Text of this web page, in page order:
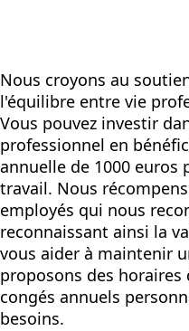
Nous croyons au
l'équilibre entre vie
Vous pouvez investir
professionnel en
annuelle de 1000 euros
travail. Nous
employés qui nous
reconnaissant ainsi la
vous aider à maintenir
proposons des
congés annuels
besoins.